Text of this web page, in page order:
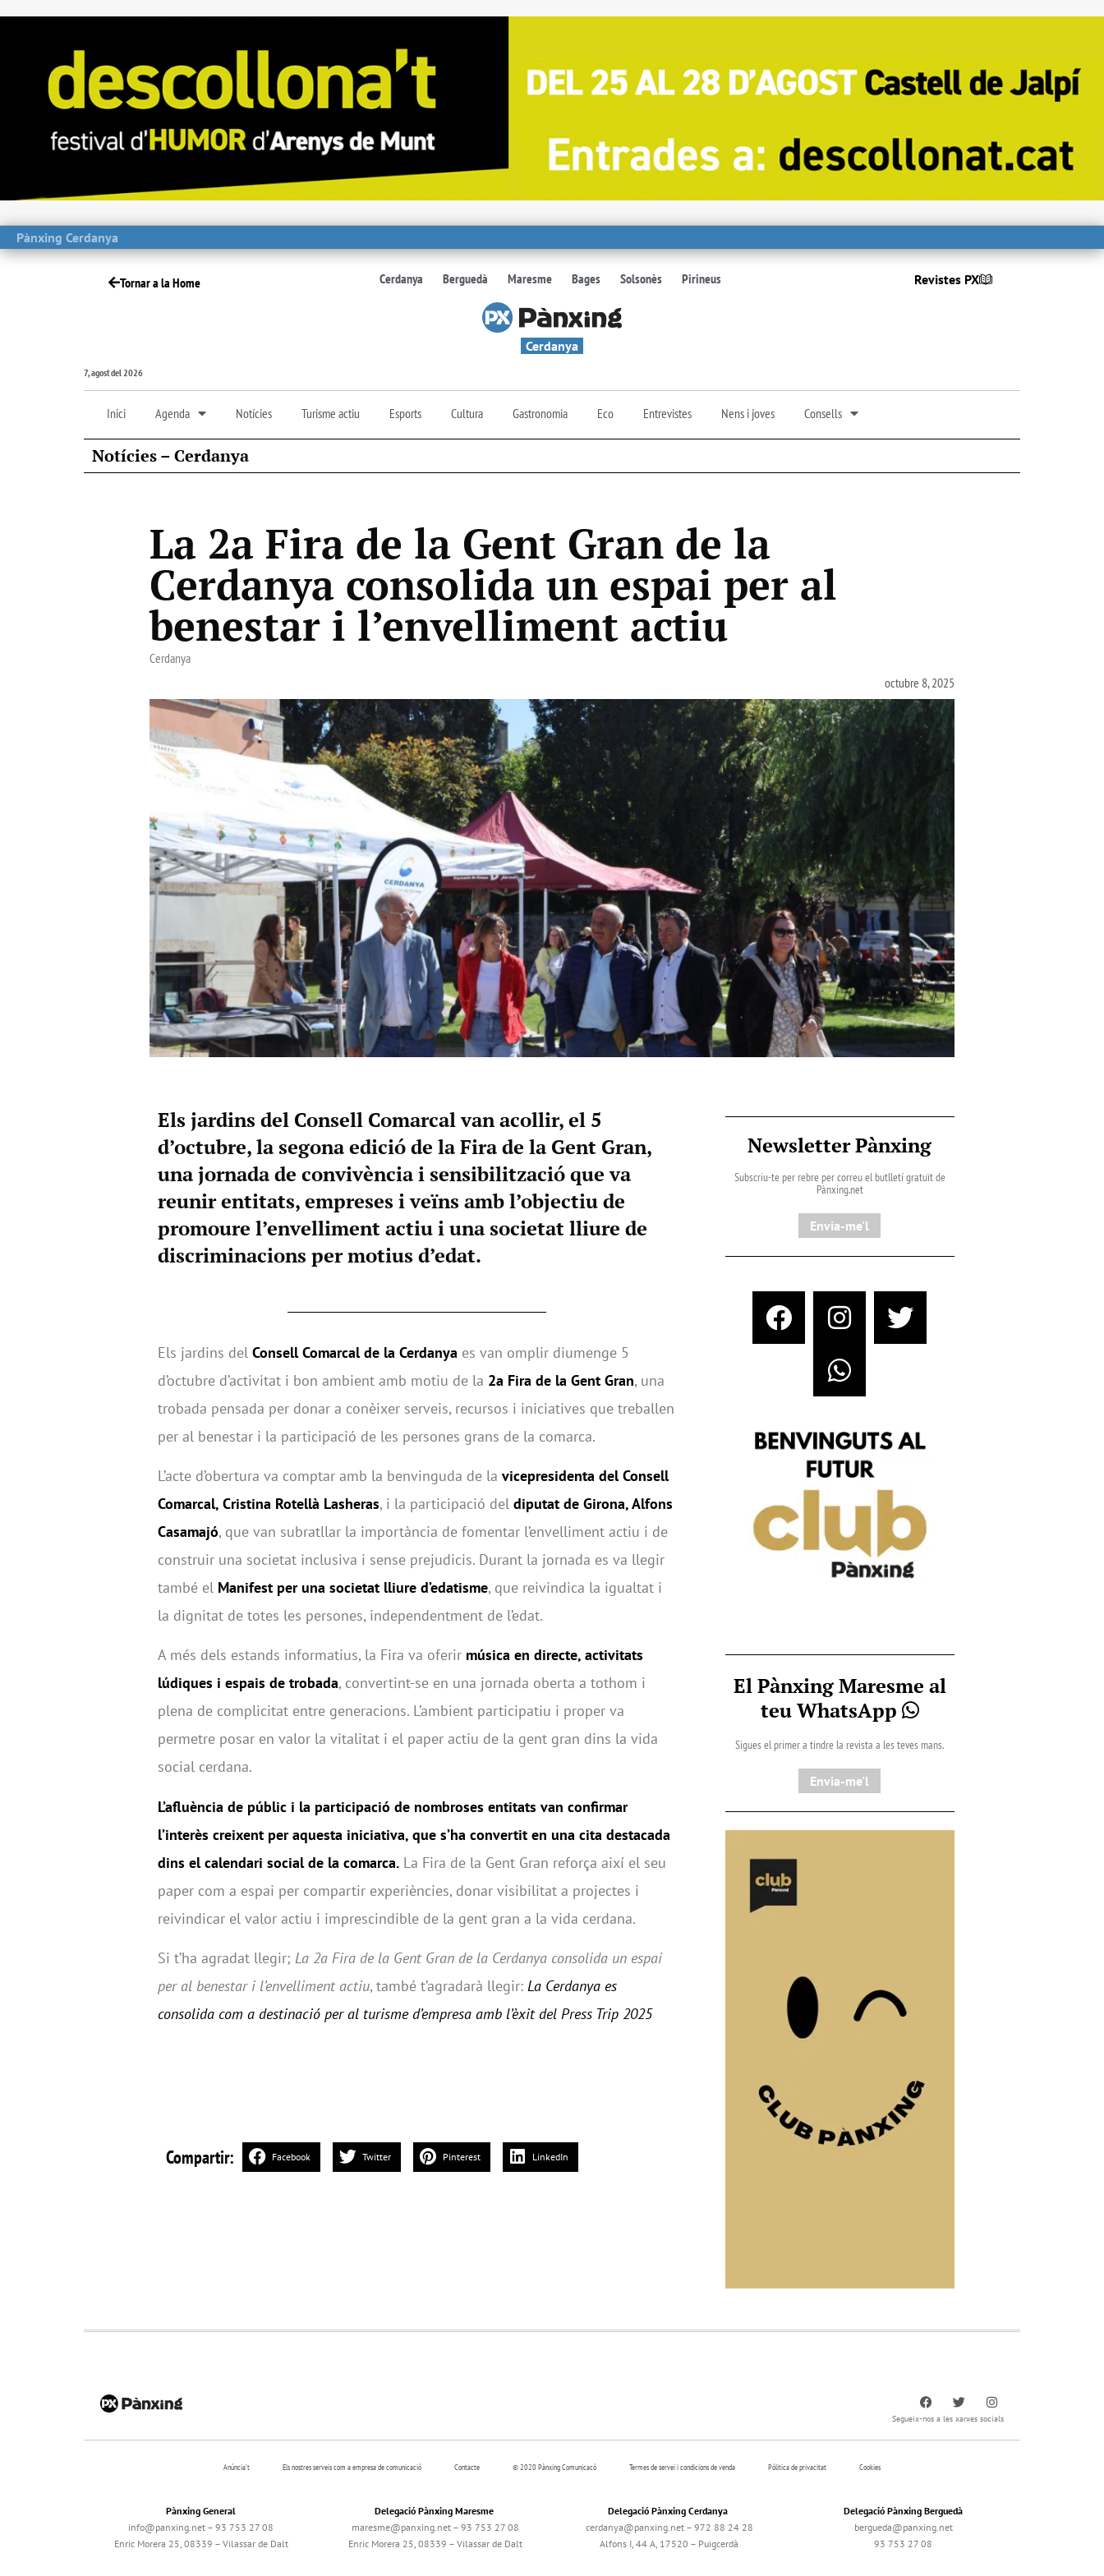
Pànxing Cerdanya
Tornar a la Home Cerdanya Berguedà Maresme Bages Solsonès Pirineus Revistes PX
Cerdanya
7, agost del 2026
Inici Agenda Notícies Turisme actiu Esports Cultura Gastronomia Eco Entrevistes Nens i joves Consells
Notícies – Cerdanya
La 2a Fira de la Gent Gran de la
Cerdanya consolida un espai per al
benestar i l’envelliment actiu
Cerdanya
octubre 8, 2025
Els jardins del Consell Comarcal van acollir, el 5
d’octubre, la segona edició de la Fira de la Gent Gran,
una jornada de convivència i sensibilització que va
reunir entitats, empreses i veïns amb l’objectiu de
promoure l’envelliment actiu i una societat lliure de
discriminacions per motius d’edat.
Els jardins del Consell Comarcal de la Cerdanya es van omplir diumenge 5
d’octubre d’activitat i bon ambient amb motiu de la 2a Fira de la Gent Gran, una
trobada pensada per donar a conèixer serveis, recursos i iniciatives que treballen
per al benestar i la participació de les persones grans de la comarca.
L’acte d’obertura va comptar amb la benvinguda de la vicepresidenta del Consell
Comarcal, Cristina Rotellà Lasheras, i la participació del diputat de Girona, Alfons
Casamajó, que van subratllar la importància de fomentar l’envelliment actiu i de
construir una societat inclusiva i sense prejudicis. Durant la jornada es va llegir
també el Manifest per una societat lliure d’edatisme, que reivindica la igualtat i
la dignitat de totes les persones, independentment de l’edat.
A més dels estands informatius, la Fira va oferir música en directe, activitats
lúdiques i espais de trobada, convertint-se en una jornada oberta a tothom i
plena de complicitat entre generacions. L’ambient participatiu i proper va
permetre posar en valor la vitalitat i el paper actiu de la gent gran dins la vida
social cerdana.
L’afluència de públic i la participació de nombroses entitats van confirmar
l’interès creixent per aquesta iniciativa, que s’ha convertit en una cita destacada
dins el calendari social de la comarca. La Fira de la Gent Gran reforça així el seu
paper com a espai per compartir experiències, donar visibilitat a projectes i
reivindicar el valor actiu i imprescindible de la gent gran a la vida cerdana.
Si t’ha agradat llegir; La 2a Fira de la Gent Gran de la Cerdanya consolida un espai
per al benestar i l’envelliment actiu, també t’agradarà llegir: La Cerdanya es
consolida com a destinació per al turisme d’empresa amb l’èxit del Press Trip 2025
Compartir: Facebook Twitter Pinterest LinkedIn
Newsletter Pànxing
Subscriu-te per rebre per correu el butlletí gratuït de
Pànxing.net​
Envia-me'l
El Pànxing Maresme al
teu WhatsApp
Sigues el primer a tindre la revista a les teves mans.
Envia-me'l
Segueix-nos a les xarxes socials
Anúncia’t Els nostres serveis com a empresa de comunicació Contacte © 2020 Pànxing Comunicacó Termes de servei i condicions de venda Pólitica de privacitat Cookies
Pànxing General
info@panxing.net – 93 753 27 08
Enric Morera 25, 08339 – Vilassar de Dalt
Delegació Pànxing Maresme
maresme@panxing.net – 93 753 27 08
Enric Morera 25, 08339 – Vilassar de Dalt
Delegació Pànxing Cerdanya
cerdanya@panxing.net – 972 88 24 28
Alfons I, 44 A, 17520 – Puigcerdà
Delegació Pànxing Berguedà
bergueda@panxing.net
93 753 27 08